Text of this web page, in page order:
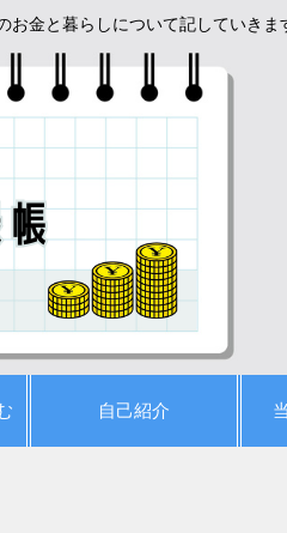
金と暮らしについて記していきま
自己紹介